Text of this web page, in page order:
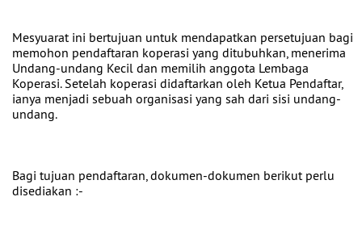
Mesyuarat ini bertujuan untuk mendapatkan persetujuan bagi
memohon pendaftaran koperasi yang ditubuhkan, menerima
Undang-undang Kecil dan memilih anggota Lembaga
Koperasi. Setelah koperasi didaftarkan oleh Ketua Pendaftar,
ianya menjadi sebuah organisasi yang sah dari sisi undang-
undang.
Bagi tujuan pendaftaran, dokumen-dokumen berikut perlu
disediakan :-